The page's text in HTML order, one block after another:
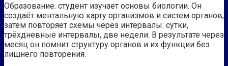
Образование: студент изучает основы биологии. Он
создаёт ментальную карту организмов и систем органов,
затем повторяет схемы через интервалы: сутки,
трёхдневные интервалы, две недели. В результате через
месяц он помнит структуру органов и их функции без
лишнего повторения.